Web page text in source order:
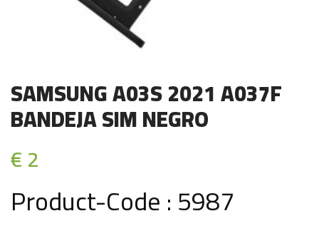
SAMSUNG A03S 2021 A037F
BANDEJA SIM NEGRO
€ 2
Product-Code : 5987